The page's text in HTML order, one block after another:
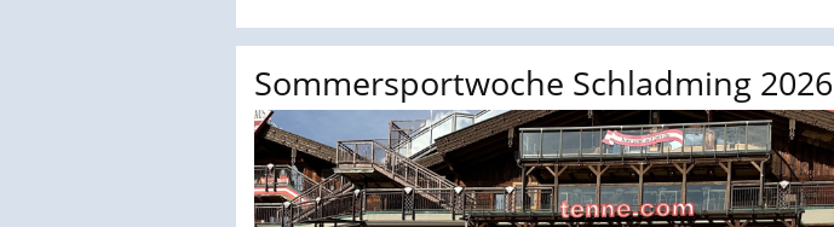
Sommersportwoche Schladming 2026